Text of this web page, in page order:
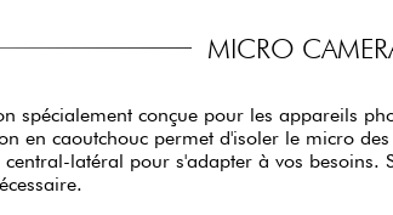
MICRO
spécialement conçue pour les appareils
en caoutchouc permet d'isoler le micro
latéral pour s'adapter à vos